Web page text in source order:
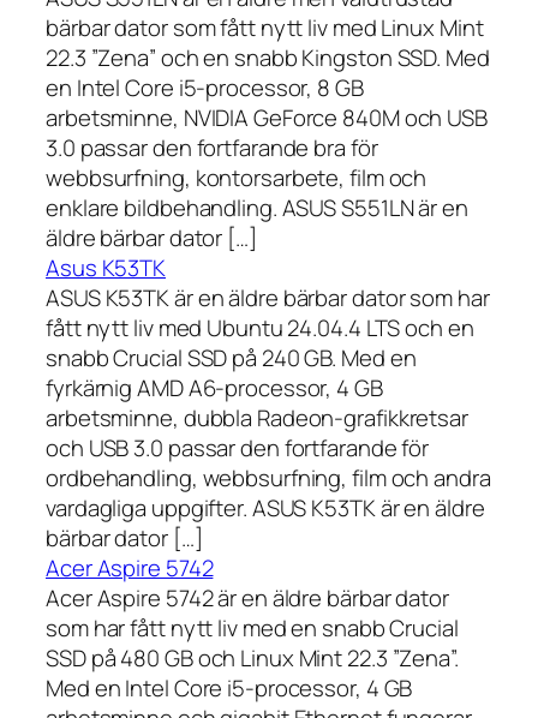
bärbar dator som fått nytt liv med Linux Mint
22.3 ”Zena” och en snabb Kingston SSD. Med
en Intel Core i5-processor, 8 GB
arbetsminne, NVIDIA GeForce 840M och USB
3.0 passar den fortfarande bra för
webbsurfning, kontorsarbete, film och
enklare bildbehandling. ASUS S551LN är en
äldre bärbar dator […]
Asus K53TK
ASUS K53TK är en äldre bärbar dator som har
fått nytt liv med Ubuntu 24.04.4 LTS och en
snabb Crucial SSD på 240 GB. Med en
fyrkärnig AMD A6-processor, 4 GB
arbetsminne, dubbla Radeon-grafikkretsar
och USB 3.0 passar den fortfarande för
ordbehandling, webbsurfning, film och andra
vardagliga uppgifter. ASUS K53TK är en äldre
bärbar dator […]
Acer Aspire 5742
Acer Aspire 5742 är en äldre bärbar dator
som har fått nytt liv med en snabb Crucial
SSD på 480 GB och Linux Mint 22.3 ”Zena”.
Med en Intel Core i5-processor, 4 GB